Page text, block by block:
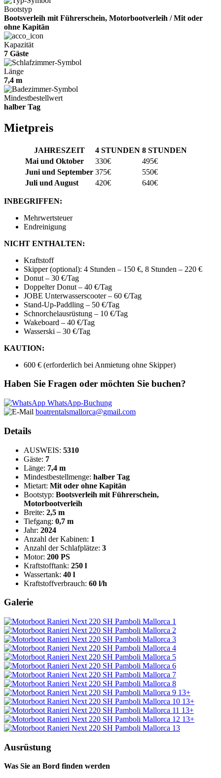
Bootstyp
Bootsverleih mit Führerschein, Motorbootverleih / Mit oder
ohne Kapitän
Kapazität
7 Gäste
Länge
7,4 m
Mindestbestellwert
halber Tag
Mietpreis
JAHRESZEIT 4 STUNDEN 8 STUNDEN
Mai und Oktober
330€
495€
Juni und September 375€
550€
Juli und August
420€ 640€
INBEGRIFFEN:
Mehrwertsteuer
Endreinigung
NICHT ENTHALTEN:
Kraftstoff
Skipper (optional): 4 Stunden – 150 €, 8 Stunden – 220 €
Donut – 30 €/Tag
Doppelter Donut – 40 €/Tag
JOBE Unterwasserscooter – 60 €/Tag
Stand-Up-Paddling – 50 €/Tag
Schnorchelausrüstung – 10 €/Tag
Wakeboard – 40 €/Tag
Wasserski – 30 €/Tag
KAUTION:
600 € (erforderlich bei Anmietung ohne Skipper)
Haben Sie Fragen oder möchten Sie buchen?
WhatsApp-Buchung
boatrentalsmallorca@gmail.com
Details
AUSWEIS: 5310
Gäste: 7
Länge: 7,4 m
Mindestbestellmenge: halber Tag
Mietart: Mit oder ohne Kapitän
Bootstyp: Bootsverleih mit Führerschein,
Motorbootverleih
Breite: 2,5 m
Tiefgang: 0,7 m
Jahr: 2024
Anzahl der Kabinen: 1
Anzahl der Schlafplätze: 3
Motor: 200 PS
Kraftstofftank: 250 l
Wassertank: 40 l
Kraftstoffverbrauch: 60 l/h
Galerie
13+
13+
13+
13+
Ausrüstung
Was Sie an Bord finden werden